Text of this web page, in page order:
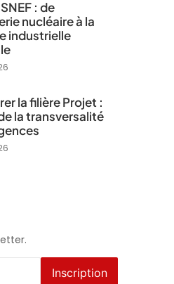
: de
nucléaire à la
industrielle
la filière Projet :
la transversalité
Inscription